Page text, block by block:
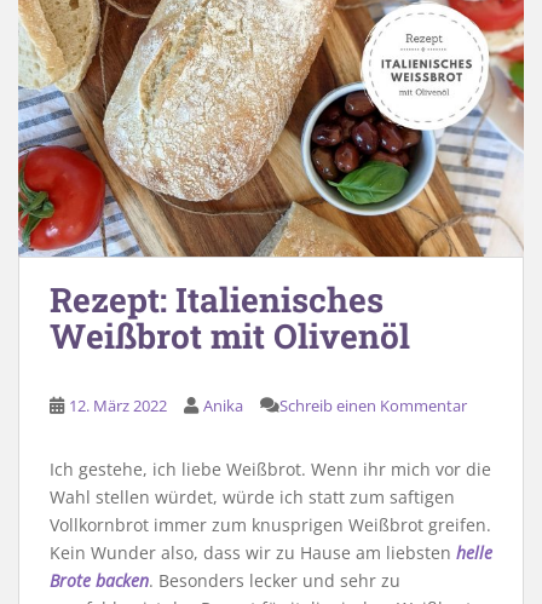
Rezept: Italienisches
Weißbrot mit Olivenöl
12. März 2022 Anika Schreib einen Kommentar
Ich gestehe, ich liebe Weißbrot. Wenn ihr mich vor die
Wahl stellen würdet, würde ich statt zum saftigen
Vollkornbrot immer zum knusprigen Weißbrot greifen.
Kein Wunder also, dass wir zu Hause am liebsten helle
Brote backen. Besonders lecker und sehr zu